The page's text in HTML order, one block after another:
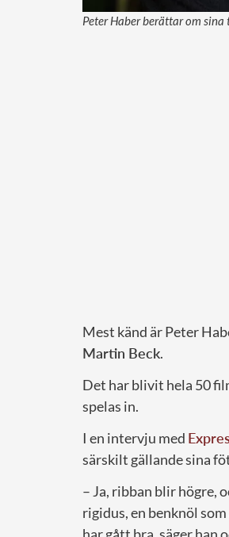
Peter Haber berättar om
Mest känd är Peter
Martin Beck.
Det har blivit hela 50
spelas in.
I en intervju med
särskilt gällande sina
– Ja, ribban blir högre,
rigidus, en benknöl